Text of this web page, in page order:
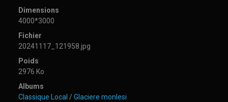
Dimensions
4000*3000
Fichier
20241117_121958.jpg
Poids
2976 Ko
Albums
Classique Local / Glaciere monlesi